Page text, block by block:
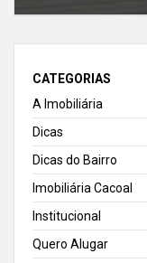
CATEGORIAS
A Imobiliária
Dicas
Dicas do Bairro
Imobiliária Cacoal
Institucional
Quero Alugar